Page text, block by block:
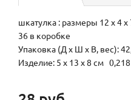
шкатулка : размеры 12 х 4 х
36 в коробке
Упаковка (Д х Ш х В, вес):
Изделие: 5 x 13 x 8 см